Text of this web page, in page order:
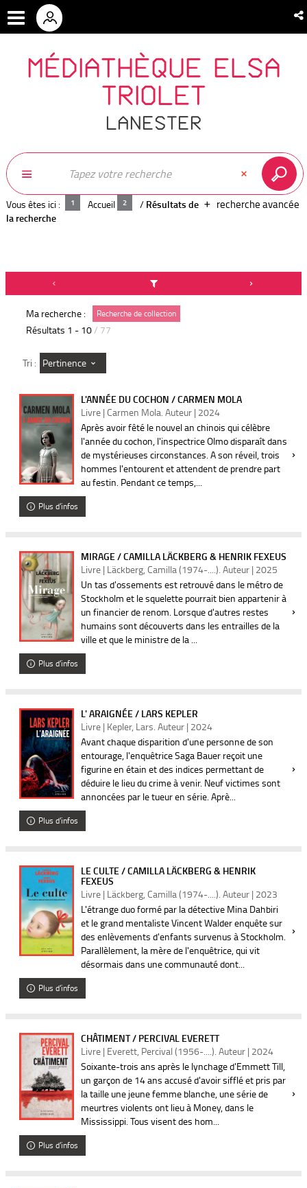
MÉDIATHÈQUE ELSA
TRIOLET
LANESTER
recherche avancée
Vous êtes ici : Accueil / Résultats de
la recherche
Ma recherche : Recherche de collection
Résultats 1 - 10/ 77
Tri : Pertinence
L'ANNÉE DU COCHON / CARMEN MOLA
Livre | Carmen Mola. Auteur | 2024
Après avoir fêté le nouvel an chinois qui célèbre
l'année du cochon, l'inspectrice Olmo disparaît dans
de mystérieuses circonstances. A son réveil, trois
hommes l'entourent et attendent de prendre part
au festin. Pendant ce temps,...
Plus d'infos
MIRAGE / CAMILLA LÄCKBERG & HENRIK FEXEUS
Livre | Läckberg, Camilla (1974-....). Auteur | 2025
Un tas d'ossements est retrouvé dans le métro de
Stockholm et le squelette pourrait bien appartenir à
un financier de renom. Lorsque d'autres restes
humains sont découverts dans les entrailles de la
ville et que le ministre de la ...
Plus d'infos
L' ARAIGNÉE / LARS KEPLER
Livre | Kepler, Lars. Auteur | 2024
Avant chaque disparition d'une personne de son
entourage, l'enquêtrice Saga Bauer reçoit une
figurine en étain et des indices permettant de
déduire le lieu du crime à venir. Neuf victimes sont
annoncées par le tueur en série. Aprè...
Plus d'infos
LE CULTE / CAMILLA LÄCKBERG & HENRIK
FEXEUS
Livre | Läckberg, Camilla (1974-....). Auteur | 2023
L'étrange duo formé par la détective Mina Dahbiri
et le grand mentaliste Vincent Walder enquête sur
des enlèvements d'enfants survenus à Stockholm.
Parallèlement, la mère de l'enquêtrice, qui vit
désormais dans une communauté dont...
Plus d'infos
CHÂTIMENT / PERCIVAL EVERETT
Livre | Everett, Percival (1956-....). Auteur | 2024
Soixante-trois ans après le lynchage d'Emmett Till,
un garçon de 14 ans accusé d'avoir sifflé et pris par
la taille une jeune femme blanche, une série de
meurtres violents ont lieu à Money, dans le
Mississippi. Tous visent des hom...
Plus d'infos